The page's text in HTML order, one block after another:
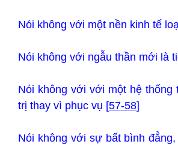
Nói không với một nền kinh tế
Nói không với ngẫu thần mới là
Nói không với với một hệ thống
trị thay vì phục vụ [57-58]
Nói không với sự bất bình